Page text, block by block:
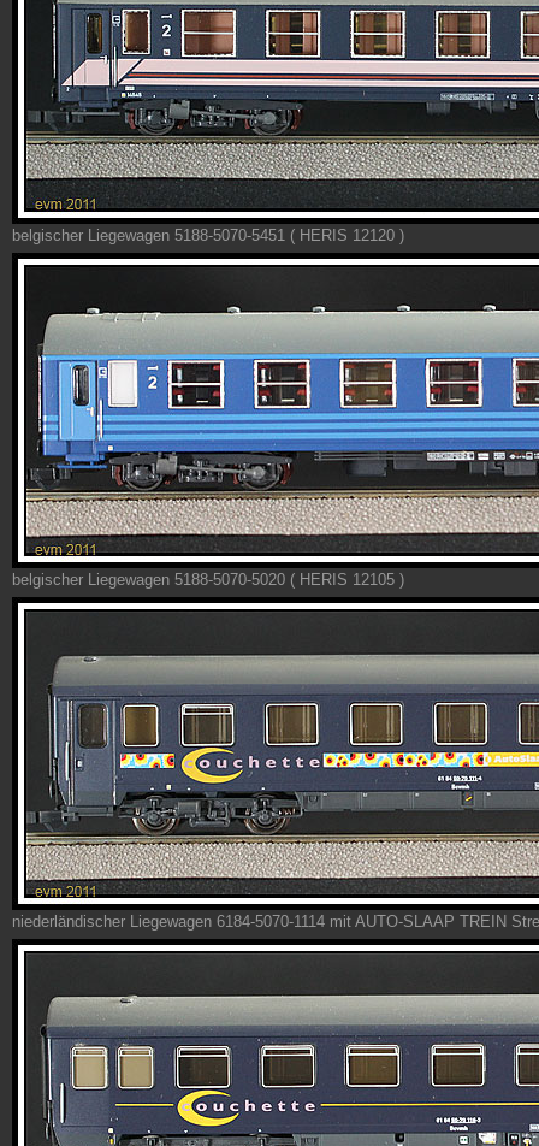
belgischer Liegewagen 5188-5070-5451 ( HERIS 12120 )
belgischer Liegewagen 5188-5070-5020 ( HERIS 12105 )
niederländischer Liegewagen 6184-5070-1114 mit AUTO-SLAAP TREIN